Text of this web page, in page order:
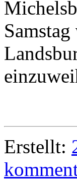
Erstellt: